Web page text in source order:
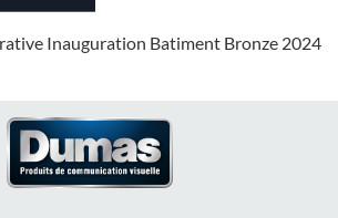
Inauguration Batiment Bronze 2024